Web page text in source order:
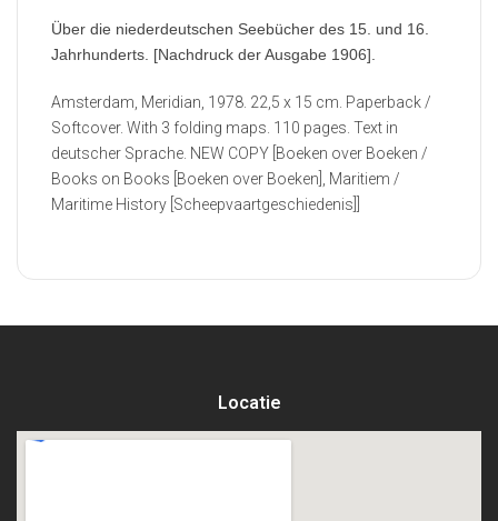
Über die niederdeutschen Seebücher des 15. und 16.
Jahrhunderts. [Nachdruck der Ausgabe 1906].
Amsterdam, Meridian, 1978. 22,5 x 15 cm. Paperback /
Softcover. With 3 folding maps. 110 pages. Text in
deutscher Sprache. NEW COPY [Boeken over Boeken /
Books on Books [Boeken over Boeken], Maritiem /
Maritime History [Scheepvaartgeschiedenis]]
Locatie